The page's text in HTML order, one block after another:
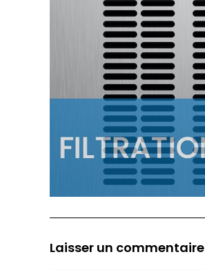
Laisser un commentaire